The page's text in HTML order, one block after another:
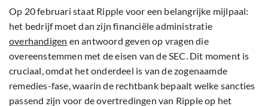
Op 20 februari staat Ripple voor een belangrijke mijlpaal:
het bedrijf moet dan zijn financiële administratie
overhandigen en antwoord geven op vragen die
overeenstemmen met de eisen van de SEC. Dit moment is
cruciaal, omdat het onderdeel is van de zogenaamde
remedies-fase, waarin de rechtbank bepaalt welke sancties
passend zijn voor de overtredingen van Ripple op het